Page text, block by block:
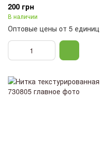
200 грн
В наличии
Оптовые цены от 5 единиц